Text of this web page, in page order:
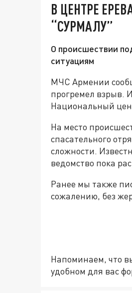
В ЦЕНТРЕ
“СУРМАЛУ”
О происшествии
ситуациям
МЧС Армении
прогремел взрыв.
Национальный
На место
спасательного
сложности.
ведомство пока
Ранее мы также
сожалению, без
Напоминаем, что
удобном для вас